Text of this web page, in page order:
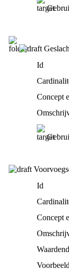
Id
Concept
Id
Concept
Voorbeeld